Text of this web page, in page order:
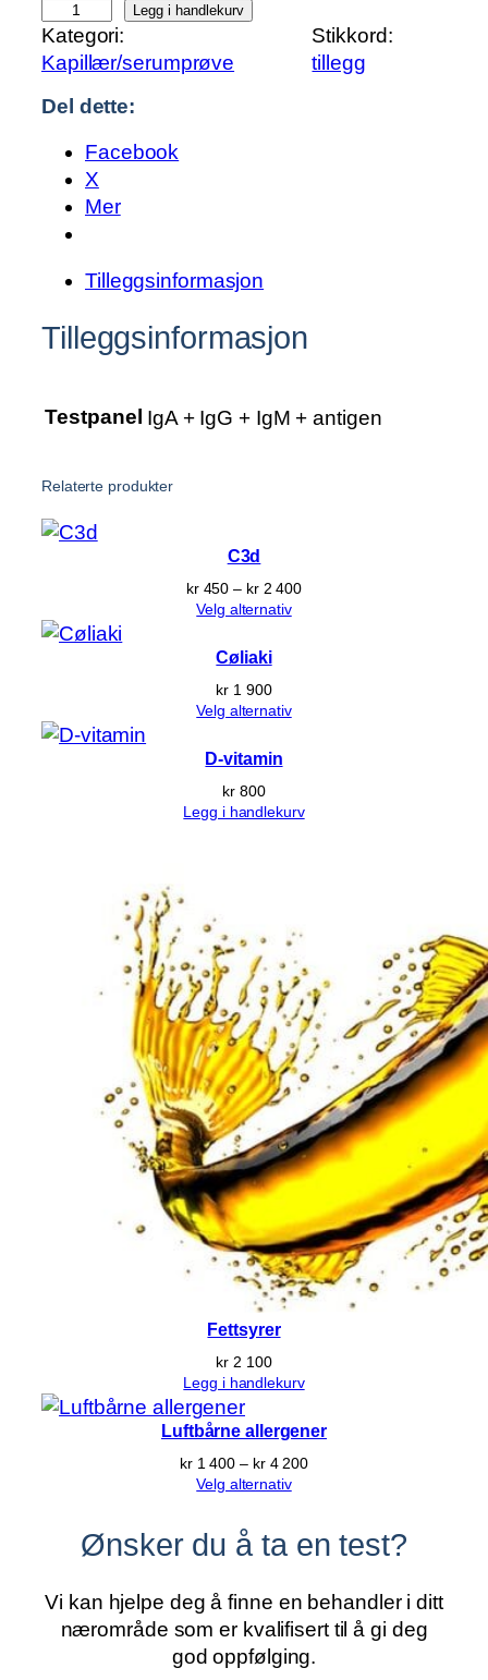
a
n
i
l
Legg i handlekurv
Kategori:
Kapillær/serumprøve
Stikkord:
tillegg
Del dette:
Facebook
X
Mer
Tilleggsinformasjon
Tilleggsinformasjon
Testpanel IgA + IgG + IgM + antigen
Relaterte produkter
C3d
kr450 – kr2 400Prisområde:
Velg alternativ
Cøliaki
kr 1 900
Velg alternativ
D-vitamin
kr 800
Legg i handlekurv
Fettsyrer
kr 2 100
Legg i handlekurv
Luftbårne allergener
kr1 400 – kr4 200Prisområde:
Velg alternativ
Ønsker du å ta en test?
Vi kan hjelpe deg å finne en behandler i ditt
nærområde som er kvalifisert til å gi deg
god oppfølging.